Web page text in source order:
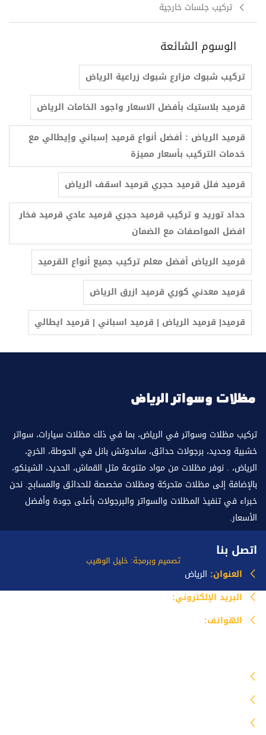
تركيب جلسات خارجية
الوسوم الشائعة
تركيب شبوك مزارع شبوك زراعية الرياض
قرميد بلاستيك بأفضل الاسعار واجود الخامات الرياض
قرميد الرياض : أفضل أنواع قرميد إسباني وإيطالي مع
خدمات التركيب بأسعار مميزة
قرميد فلل قرميد حجري قرميد اسقف الرياض
حداد توريد و تركيب قرميد حجري قرميد عادي قرميد فخار
افضل المواصفات مع الضمان
قرميد معدني كوري قرميد ازرق الرياض
‫قرميد| قرميد الرياض | قرميد اسباني | قرميد ايطالي
تركيب مظلات وسواتر في الرياض، بما في ذلك مظلات سيارات، سواتر
خشبية وحديد، برجولات حدائق، ساندوتش بانل في الحوطة، الخرج،
الرياض، . نوفر مظلات من مواد متنوعة مثل القماش، الحديد، الشينكو،
بالإضافة إلى مظلات متحركة ومظلات مخصصة للحدائق والمسابح. نحن
خبراء في تنفيذ المظلات والسواتر والبرجولات بأعلى جودة وأفضل
الأسعار.
اتصل بنا
العنوان: الرياض
البريد الإلكتروني:
الهواتف:
تصميم وبرمجة: خليل الوهيب